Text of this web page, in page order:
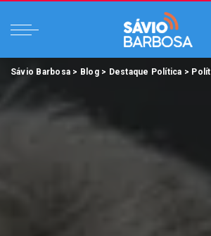
Sávio Barbosa > Blog> Destaque Política >